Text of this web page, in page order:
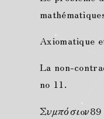
Axiomatique
La non-
no 11.
Συμπόσιoν89